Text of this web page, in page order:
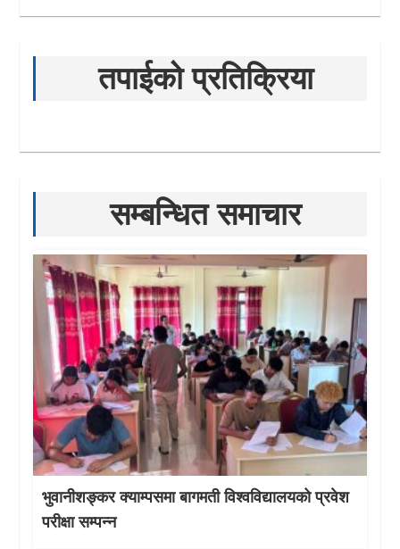
तपाईको प्रतिक्रिया
सम्बन्धित समाचार
भुवानीशङ्कर क्याम्पसमा बागमती विश्वविद्यालयको प्रवेश
परीक्षा सम्पन्न